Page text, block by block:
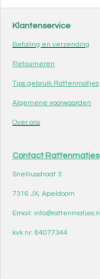
Klantenservice
Betaling en verzending
Retourneren
Tips gebruik Rattenmatjes
Algemene voorwaarden
Over ons
Contact Rattenmatjes
Snelliusstraat 3
7316 JX, Apeldoorn
Email: info@rattenmatjes.nl
kvk nr: 84077344